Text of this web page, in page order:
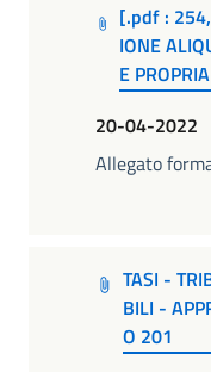
[.pdf :
IONE
E
20-04-2022
Allegato
TASI -
BILI -
O 201